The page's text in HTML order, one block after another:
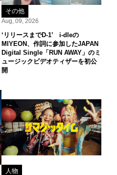
その他
Aug, 09, 2026
‘リリースまでD-1’ i-dleの
MIYEON、作詞に参加したJAPAN
Digital Single「RUN AWAY」のミ
ュージックビデオティザーを初公
開
人物